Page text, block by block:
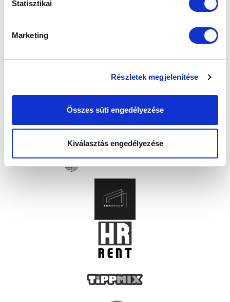
Statisztikai
Marketing
Részletek megjelenítése
Összes süti engedélyezése
Kiválasztás engedélyezése